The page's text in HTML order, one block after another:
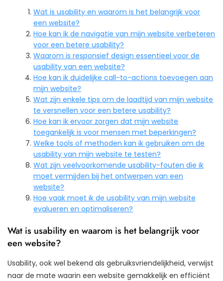
Wat is usability en waarom is het belangrijk voor
een website?
Hoe kan ik de navigatie van mijn website verbeteren
voor een betere usability?
Waarom is responsief design essentieel voor de
usability van een website?
Hoe kan ik duidelijke call-to-actions toevoegen aan
mijn website?
Wat zijn enkele tips om de laadtijd van mijn website
te versnellen voor een betere usability?
Hoe kan ik ervoor zorgen dat mijn website
toegankelijk is voor mensen met beperkingen?
Welke tools of methoden kan ik gebruiken om de
usability van mijn website te testen?
Wat zijn veelvoorkomende usability-fouten die ik
moet vermijden bij het ontwerpen van een
website?
Hoe vaak moet ik de usability van mijn website
evalueren en optimaliseren?
Wat is usability en waarom is het belangrijk voor
een website?
Usability, ook wel bekend als gebruiksvriendelijkheid, verwijst
naar de mate waarin een website gemakkelijk en efficiënt